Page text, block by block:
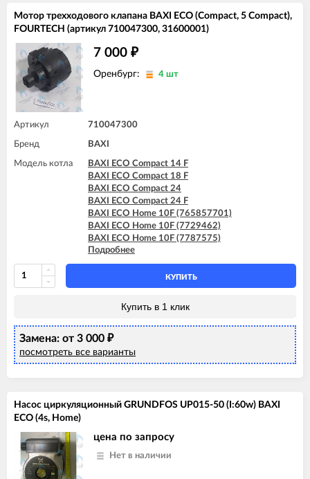
BAXI FOURTECH 1.24
BAXI FOURTECH 1.24 F
BAXI FOURTECH 24 (CSR)
BAXI FOURTECH 24 F (CSB)
BAXI FOURTECH 24 F (CSR)
BAXI MAIN Four 240 F (белая панель)
Мотор трехходового клапана BAXI ECO (Compact, 5 Compact),
FOURTECH (артикул 710047300, 31600001)
7 000 ₽
Оренбург: 4 шт
Артикул 710047300
Бренд BAXI
Модель котла
BAXI ECO Compact 14 F
BAXI ECO Compact 18 F
BAXI ECO Compact 24
BAXI ECO Compact 24 F
BAXI ECO Home 10F (765857701)
BAXI ECO Home 10F (7729462)
BAXI ECO Home 10F (7787575)
BAXI ECO Home 14F (765281001)
BAXI ECO Home 14F (7729463)
BAXI ECO Home 14F (7787576)
BAXI ECO Home 24F (765281101)
BAXI ECO Home 24F (7787577)
BAXI ECO-4s 10 F
BAXI ECO-4s 18 F
BAXI ECO-4s 24
BAXI ECO-4s 24 F
BAXI ECO-5 Compact 24
BAXI FOURTECH 24 (CSB)
BAXI FOURTECH 24 (CSR)
BAXI FOURTECH 24 F (CSB)
Подробнее
КУПИТЬ
Купить в 1 клик
Замена: от 3 000 ₽
посмотреть все варианты
Насос циркуляционный GRUNDFOS UP015-50 (I:60w) BAXI
ECO (4s, Home)
цена по запросу
Нет в наличии